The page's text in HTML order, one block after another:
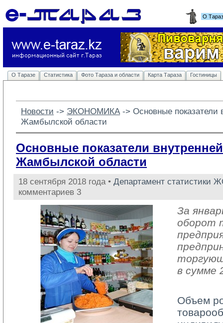
О
О Таразе Статистика Фото Тараза и области Карта Тараза Гостиницы
Новости -> ЭКОНОМИКА -> Основные показатели
Жамбылской области
Основные показатели
Жамбылской области
18 сентября 2018 года • Департамент статистики
комментариев 3
За
оборот
в сумме
Объем